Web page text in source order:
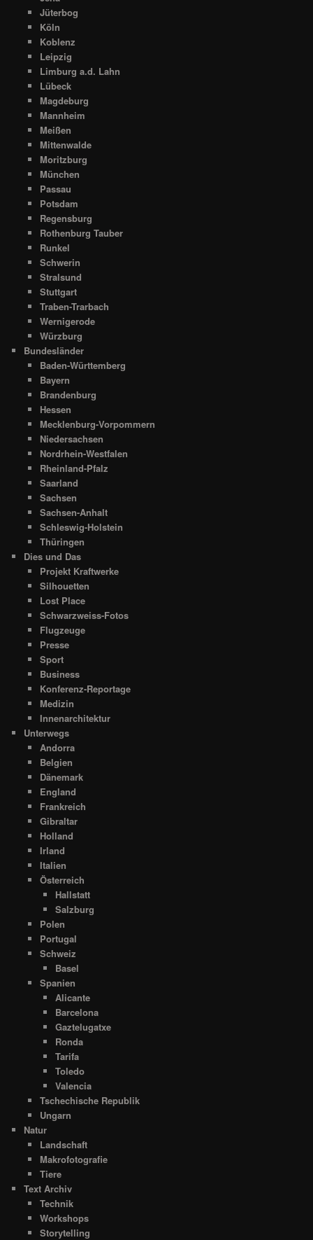
Jüterbog
Köln
Koblenz
Leipzig
Limburg a.d. Lahn
Lübeck
Magdeburg
Mannheim
Meißen
Mittenwalde
Moritzburg
München
Passau
Potsdam
Regensburg
Rothenburg Tauber
Runkel
Schwerin
Stralsund
Stuttgart
Traben-Trarbach
Wernigerode
Würzburg
Bundesländer
Baden-Württemberg
Bayern
Brandenburg
Hessen
Mecklenburg-Vorpommern
Niedersachsen
Nordrhein-Westfalen
Rheinland-Pfalz
Saarland
Sachsen
Sachsen-Anhalt
Schleswig-Holstein
Thüringen
Dies und Das
Projekt Kraftwerke
Silhouetten
Lost Place
Schwarzweiss-Fotos
Flugzeuge
Presse
Sport
Business
Konferenz-Reportage
Medizin
Innenarchitektur
Unterwegs
Andorra
Belgien
Dänemark
England
Frankreich
Gibraltar
Holland
Irland
Italien
Österreich
Hallstatt
Salzburg
Polen
Portugal
Schweiz
Basel
Spanien
Alicante
Barcelona
Gaztelugatxe
Ronda
Tarifa
Toledo
Valencia
Tschechische Republik
Ungarn
Natur
Landschaft
Makrofotografie
Tiere
Text Archiv
Technik
Workshops
Storytelling